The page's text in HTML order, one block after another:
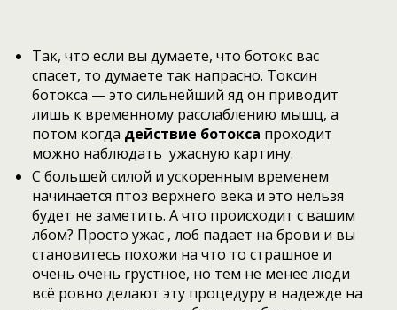
Так, что если вы думаете, что ботокс вас
спасет, то думаете так напрасно. Токсин
ботокса — это сильнейший яд он приводит
лишь к временному расслаблению мышц, а
потом когда действие ботокса проходит
можно наблюдать ужасную картину.
С большей силой и ускоренным временем
начинается птоз верхнего века и это нельзя
будет не заметить. А что происходит с вашим
лбом? Просто ужас , лоб падает на брови и вы
становитесь похожи на что то страшное и
очень очень грустное, но тем не менее люди
всё ровно делают эту процедуру в надежде на